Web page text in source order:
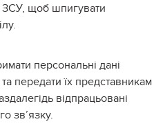
щоб шпигувати
персональні дані
передати їх представникам
відпрацьовані
зв’язку.